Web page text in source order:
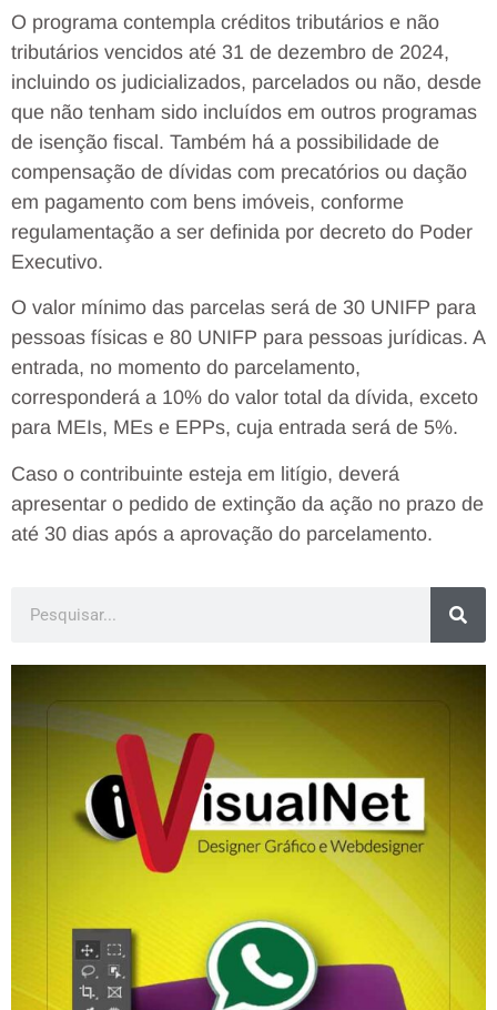
O programa contempla créditos tributários e não
tributários vencidos até 31 de dezembro de 2024,
incluindo os judicializados, parcelados ou não, desde
que não tenham sido incluídos em outros programas
de isenção fiscal. Também há a possibilidade de
compensação de dívidas com precatórios ou dação
em pagamento com bens imóveis, conforme
regulamentação a ser definida por decreto do Poder
Executivo.
O valor mínimo das parcelas será de 30 UNIFP para
pessoas físicas e 80 UNIFP para pessoas jurídicas. A
entrada, no momento do parcelamento,
corresponderá a 10% do valor total da dívida, exceto
para MEIs, MEs e EPPs, cuja entrada será de 5%.
Caso o contribuinte esteja em litígio, deverá
apresentar o pedido de extinção da ação no prazo de
até 30 dias após a aprovação do parcelamento.